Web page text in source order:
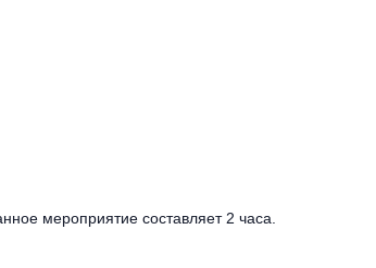
мероприятие составляет 2 часа.